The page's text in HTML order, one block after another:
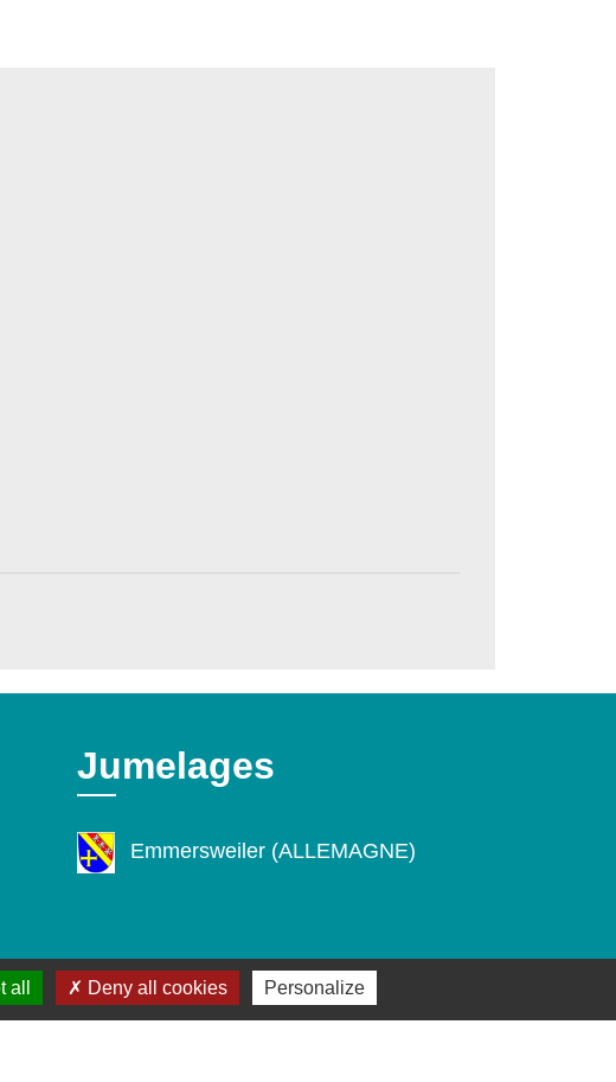
Jumelages
Emmersweiler (ALLEMAGNE)
cookies
all Deny all cookies Personalize